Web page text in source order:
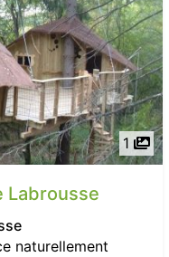
1
Labrousse
naturellement